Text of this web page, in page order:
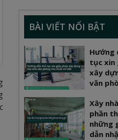
BÀI VIẾT NỔI BẬT
Hướng
tục xin
xây
văn
Xây
phần
những
dẫn